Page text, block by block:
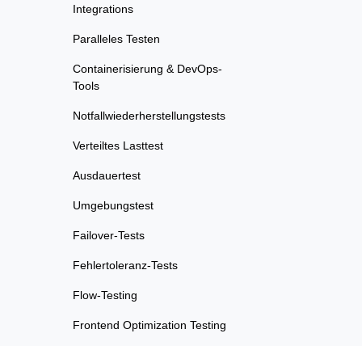
Integrations
Paralleles Testen
Containerisierung & DevOps-
Tools
Notfallwiederherstellungstests
Verteiltes Lasttest
Ausdauertest
Umgebungstest
Failover-Tests
Fehlertoleranz-Tests
Flow-Testing
Frontend Optimization Testing